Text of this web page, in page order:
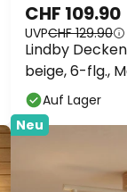
Lindby
beige, 6-flg.,
CHF 109.90
UVPCHF 129.90
Auf Lager
Neu